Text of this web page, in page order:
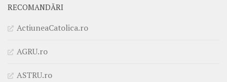
RECOMANDĂRI
ActiuneaCatolica.ro
AGRU.ro
ASTRU.ro